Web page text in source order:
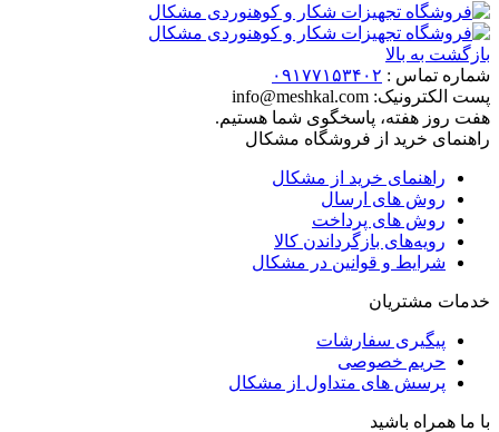
بازگشت به بالا
شماره تماس : ۰۹۱۷۷۱۵۳۴۰۲
پست الکترونیک: info@meshkal.com
هفت روز هفته، پاسخگوی شما هستیم.
راهنمای خرید از فروشگاه مشکال
راهنمای خرید از مشکال
روش های ارسال
روش های پرداخت
رویه‌های بازگرداندن کالا
شرایط و قوانین در مشکال
خدمات مشتریان
پیگیری سفارشات
حریم خصوصی
پرسش های متداول از مشکال
با ما همراه باشید